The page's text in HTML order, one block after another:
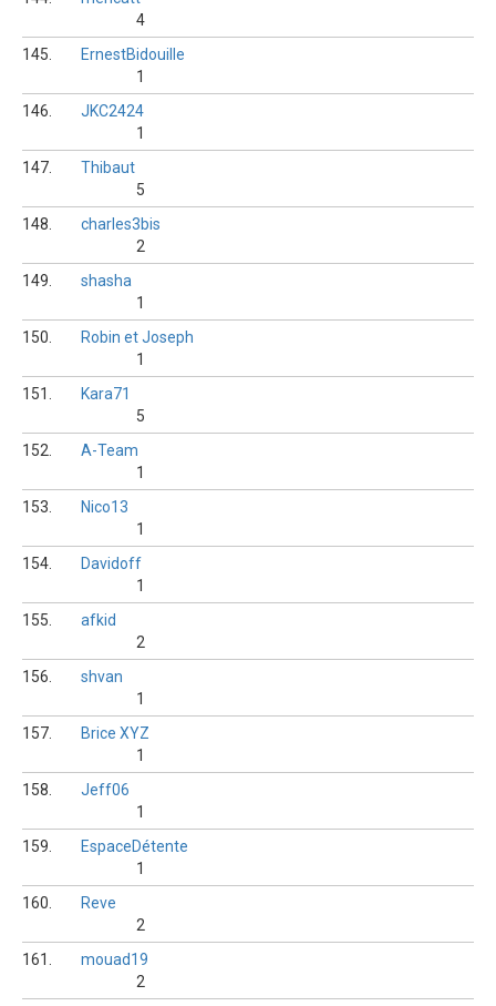
4
145.
ErnestBidouille
1
146.
JKC2424
1
147.
Thibaut
5
148.
charles3bis
2
149.
shasha
1
150.
Robin et Joseph
1
151.
Kara71
5
152.
A-Team
1
153.
Nico13
1
154.
Davidoff
1
155.
afkid
2
156.
shvan
1
157.
Brice XYZ
1
158.
Jeff06
1
159.
EspaceDétente
1
160.
Reve
2
161.
mouad19
2